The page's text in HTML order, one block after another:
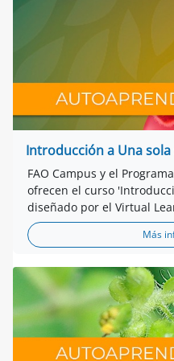
Introducción a Una sola
FAO Campus y el
ofrecen el curso
diseñado por el Virtual
Más